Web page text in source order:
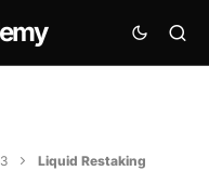
Liquid Restaking